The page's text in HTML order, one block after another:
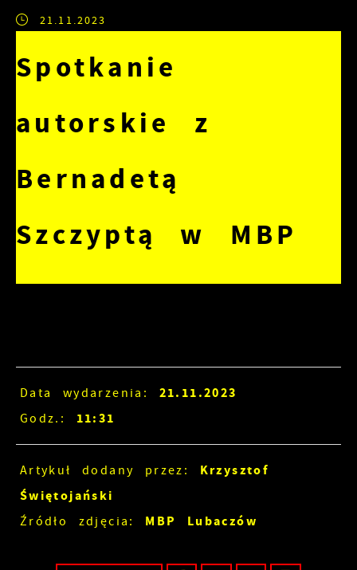
21.11.2023
Spotkanie
autorskie z
Bernadetą
Szczyptą w MBP
Data wydarzenia: 21.11.2023
Godz.: 11:31
Artykuł dodany przez: Krzysztof
Świętojański
Źródło zdjęcia: MBP Lubaczów